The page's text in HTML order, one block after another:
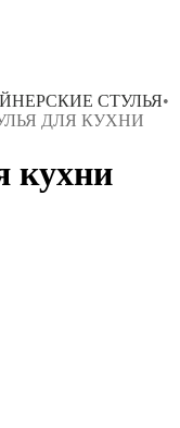
СТУЛЬЯ•
ДЛЯ КУХНИ
кухни